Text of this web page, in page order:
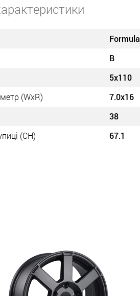
Formula
B
5x110
(WxR)
7.0x16
38
(СН)
67.1